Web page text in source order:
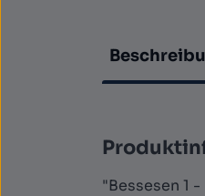
"Bessesen 1